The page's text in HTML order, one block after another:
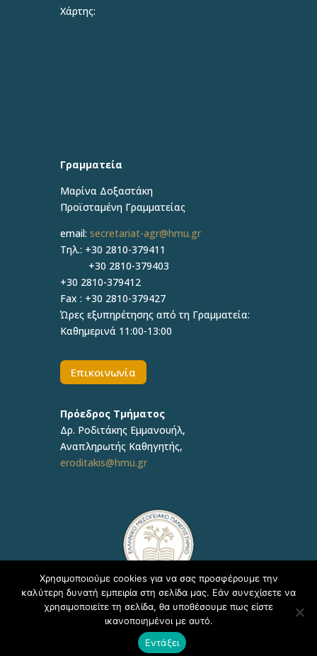
Χάρτης:
Γραμματεία
Μαρίνα Δοξαστάκη
Προϊσταμένη Γραμματείας
email: secretariat-agr@hmu.gr
Τηλ.: +30 2810-379411
+30 2810-379403
+30 2810-379412
Fax : +30 2810-379427
Ώρες εξυπηρέτησης από τη Γραμματεία:
Καθημερινά 11:00-13:00
Επικοινωνία
Πρόεδρος Τμήματος
Δρ. Ροδιτάκης Εμμανουήλ,
Αναπληρωτής Καθηγητής,
eroditakis@hmu.gr
Copyright © 2020, ΕΛΜΕΠΑ Τμήμα Υποστήριξης
Εκπαιδευτικών Διαδικασιών - Δ/νση Πληροφορικής
Χρησιμοποιούμε cookies για να σας προσφέρουμε την
καλύτερη δυνατή εμπειρία στη σελίδα μας. Εάν συνεχίσετε να
χρησιμοποιείτε τη σελίδα, θα υποθέσουμε πως είστε
ικανοποιημένοι με αυτό.
Εντάξει